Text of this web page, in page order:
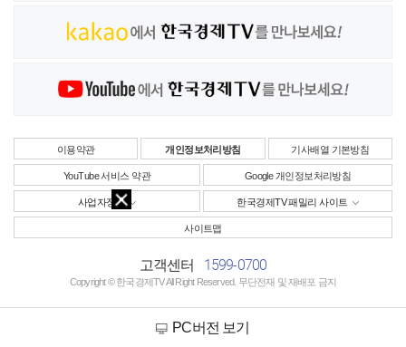
이용약관 개인정보처리방침 기사배열 기본방침
YouTube 서비스 약관 Google 개인정보처리방침
사업자정보 한국경제TV 패밀리 사이트
사이트맵
고객센터 1599-0700
Copyright © 한국경제TV All Right Reserved. 무단전재 및 재배포 금지
PC버전 보기